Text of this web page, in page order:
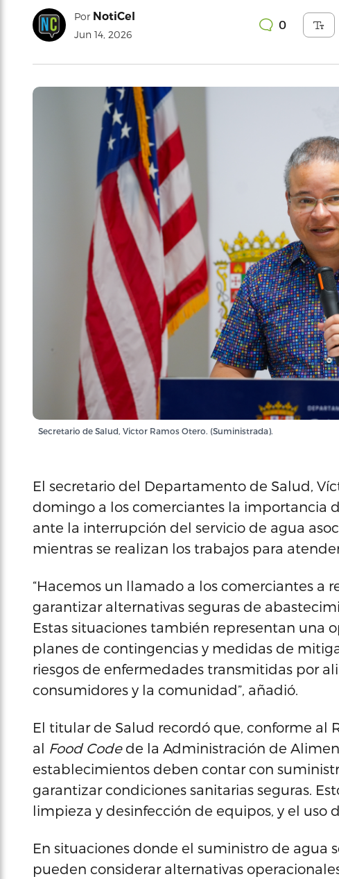
Por NotiCel
Jun 14, 2026
0
Secretario de Salud, Victor Ramos Otero. (Suministrada).
El secretario del Departamento de Salud,
domingo a los comerciantes la importancia
ante la interrupción del servicio de agua
mientras se realizan los trabajos para
“Hacemos un llamado a los comerciantes a
garantizar alternativas seguras de
Estas situaciones también representan una
planes de contingencias y medidas de
riesgos de enfermedades transmitidas por
consumidores y la comunidad”, añadió.
El titular de Salud recordó que, conforme al
al Food Codede la Administración de
establecimientos deben contar con
garantizar condiciones sanitarias seguras.
limpieza y desinfección de equipos, y el uso
En situaciones donde el suministro de agua
pueden considerar alternativas